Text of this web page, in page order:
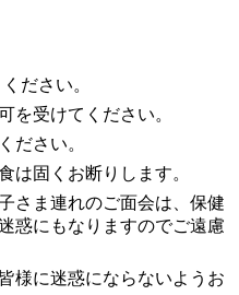
ださい。
を受けてください。
ださい。
は固くお断りします。
さま連れのご面会は、保健
惑にもなりますのでご遠慮
様に迷惑にならないようお